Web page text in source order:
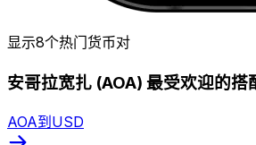
显示8个热门货币对
安哥拉宽扎 (AOA) 最受欢迎的搭
AOA到USD